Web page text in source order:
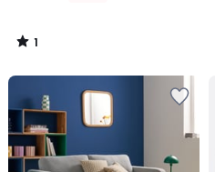
1
/